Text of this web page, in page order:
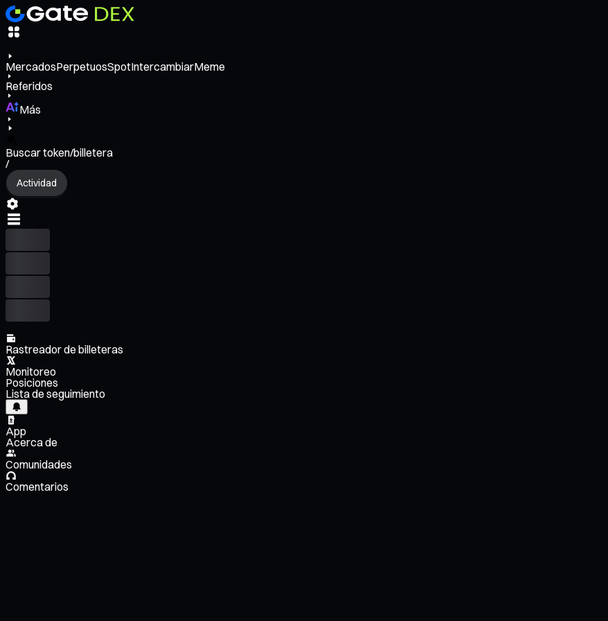
MercadosPerpetuosSpotIntercambiarMeme
Referidos
Más
Buscar token/billetera
/
Actividad
Rastreador de billeteras
Monitoreo
Posiciones
Lista de seguimiento
App
Acerca de
Comunidades
Comentarios